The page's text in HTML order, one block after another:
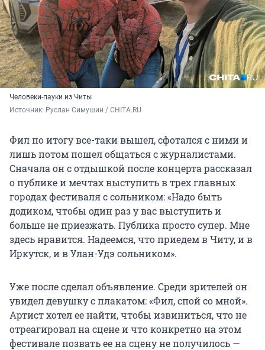
Человеки-пауки из Читы
Источник: Руслан Симушин / CHITA.RU
Фил по итогу все-таки вышел, сфотался с ними и
лишь потом пошел общаться с журналистами.
Сначала он с отдышкой после концерта рассказал
о публике и мечтах выступить в трех главных
городах фестиваля с сольником: «Надо быть
додиком, чтобы один раз у вас выступить и
больше не приезжать. Публика просто супер. Мне
здесь нравится. Надеемся, что приедем в Читу, и в
Иркутск, и в Улан-Удэ сольником».
Уже после сделал объявление. Среди зрителей он
увидел девушку с плакатом: «Фил, спой со мной».
Артист хотел ее найти, чтобы извиниться, что не
отреагировал на сцене и что конкретно на этом
фестивале позвать ее на сцену не получилось —